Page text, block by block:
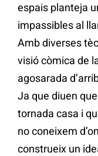
espais planteja
impassibles al
Amb diverses
visió còmica de
agosarada
Ja que diuen
tornada casa i
no coneixem
construeix un